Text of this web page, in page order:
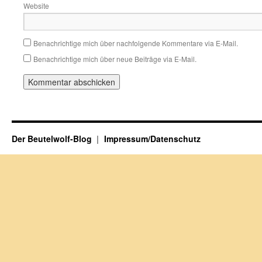
Website
Benachrichtige mich über nachfolgende Kommentare via E-Mail.
Benachrichtige mich über neue Beiträge via E-Mail.
Der Beutelwolf-Blog Impressum/Datenschutz